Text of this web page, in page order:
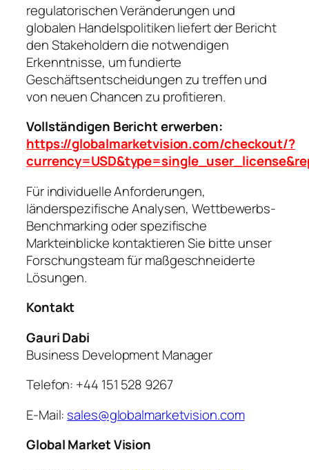
regulatorischen Veränderungen und
globalen Handelspolitiken liefert der Bericht
den Stakeholdern die notwendigen
Erkenntnisse, um fundierte
Geschäftsentscheidungen zu treffen und
von neuen Chancen zu profitieren.
Vollständigen Bericht erwerben:
https://globalmarketvision.com/checkout/?
Für individuelle Anforderungen,
länderspezifische Analysen, Wettbewerbs-
Benchmarking oder spezifische
Markteinblicke kontaktieren Sie bitte unser
Forschungsteam für maßgeschneiderte
Lösungen.
Kontakt
Gauri Dabi
Business Development Manager
Telefon: +44 151 528 9267
E-Mail: sales@globalmarketvision.com
Global Market Vision